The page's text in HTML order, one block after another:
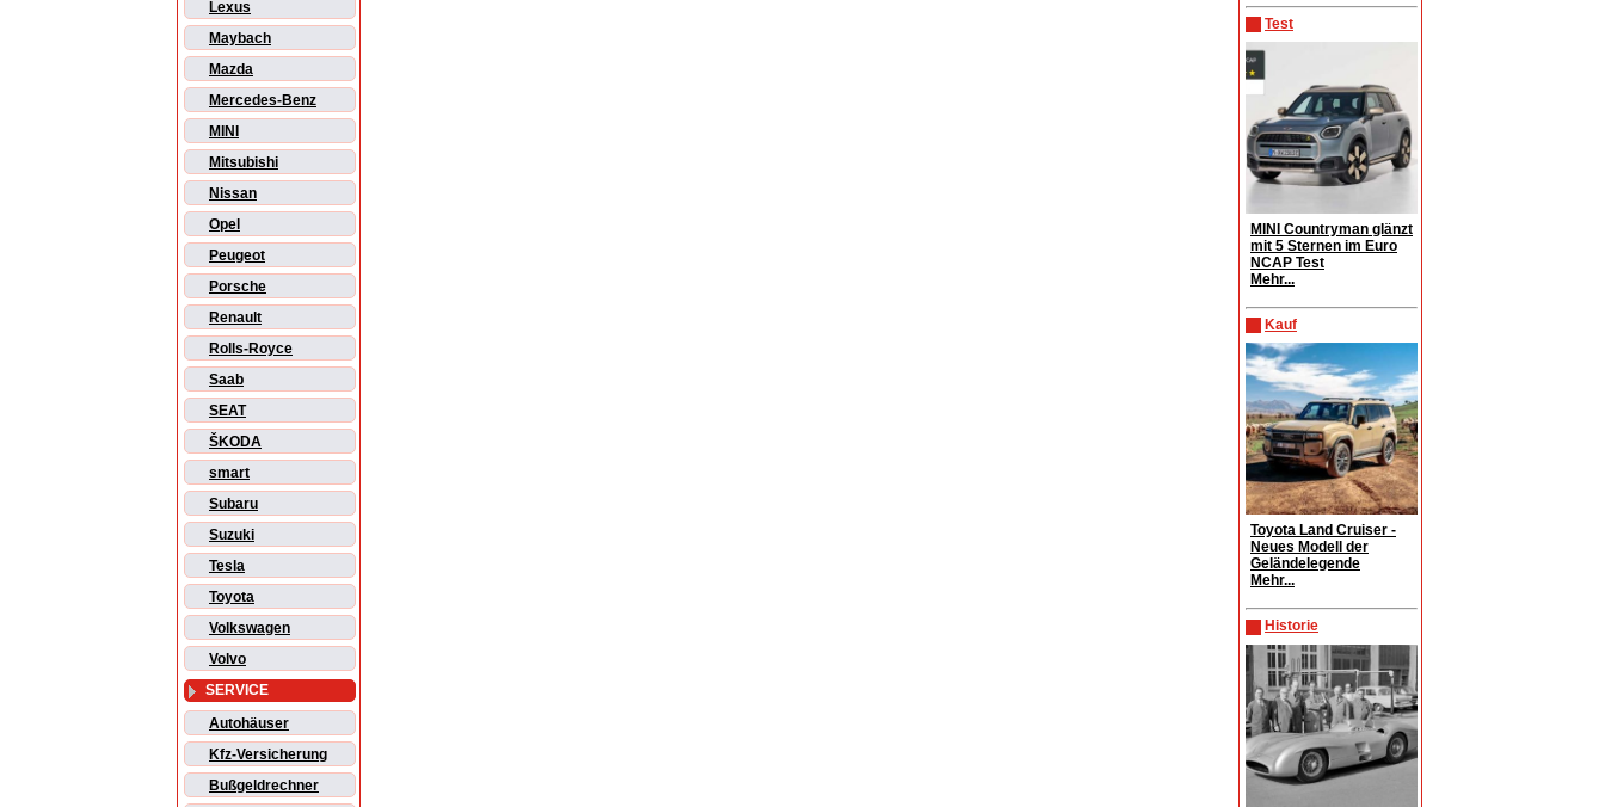
Lexus
Maybach
Mazda
Mercedes-Benz
MINI
Mitsubishi
Nissan
Opel
Peugeot
Porsche
Renault
Rolls-Royce
Saab
SEAT
ŠKODA
smart
Subaru
Suzuki
Tesla
Toyota
Volkswagen
Volvo
SERVICE
Autohäuser
Kfz-Versicherung
Bußgeldrechner
Test
MINI Countryman glänzt
mit 5 Sternen im Euro
NCAP Test
Mehr...
Kauf
Toyota Land Cruiser -
Neues Modell der
Geländelegende
Mehr...
Historie